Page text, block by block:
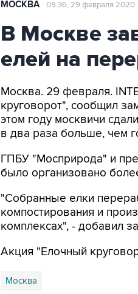
МОСКВА 09:36, 29 февраля 2020
В Москве
елей на
Москва. 29 февраля.
круговорот", сообщил
этом году москвичи
в два раза больше, чем
ГПБУ "Мосприрода" и
было организовано
"Собранные елки
компостирования и
комплексах", - добавил
Акция "Елочный
Москва